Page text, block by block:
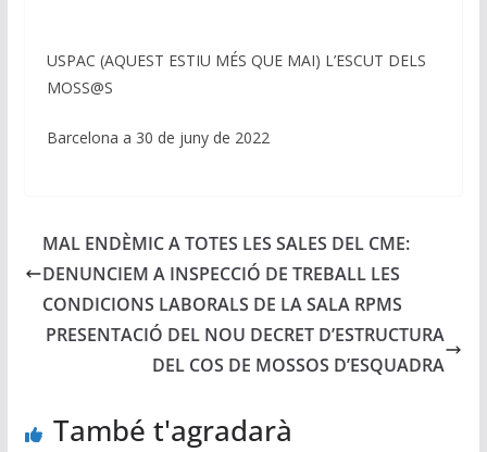
USPAC (AQUEST ESTIU MÉS QUE MAI) L’ESCUT DELS
MOSS@S
Barcelona a 30 de juny de 2022
MAL ENDÈMIC A TOTES LES SALES DEL CME:
DENUNCIEM A INSPECCIÓ DE TREBALL LES
CONDICIONS LABORALS DE LA SALA RPMS
PRESENTACIÓ DEL NOU DECRET D’ESTRUCTURA
DEL COS DE MOSSOS D’ESQUADRA
També t'agradarà